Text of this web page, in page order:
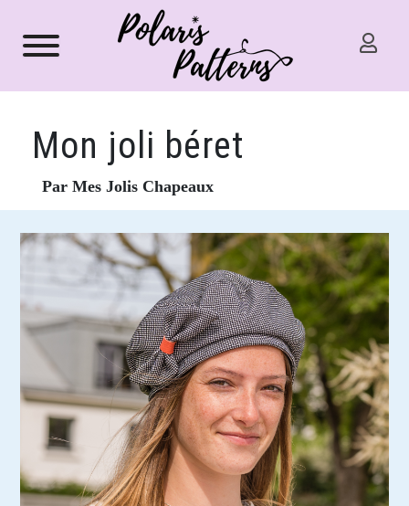
Mon joli béret
Par Mes Jolis Chapeaux